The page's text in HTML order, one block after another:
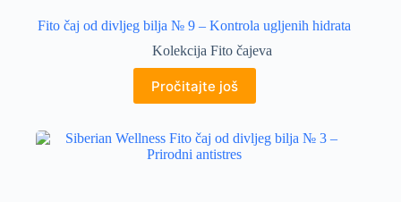
Fito čaj od divljeg bilja № 9 – Kontrola ugljenih hidrata
Kolekcija Fito čajeva
Pročitajte još